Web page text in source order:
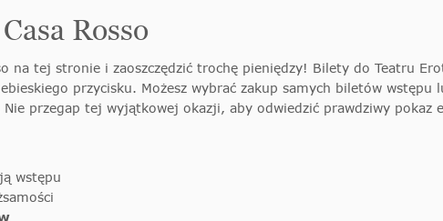
Rosso
na tej stronie i zaoszczędzić trochę pieniędzy! Bilety do Teatru
przycisku. Możesz wybrać zakup samych biletów
przegap tej wyjątkowej okazji, aby odwiedzić prawdziwy pokaz
wstępu